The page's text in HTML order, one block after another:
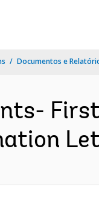
Documentos e